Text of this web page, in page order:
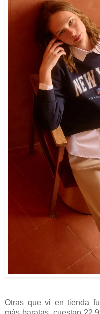
Otras que vi en tienda
más baratas, cuestan